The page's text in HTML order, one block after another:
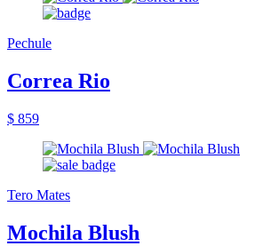
Pechule
Correa Rio
$ 859
Tero Mates
Mochila Blush